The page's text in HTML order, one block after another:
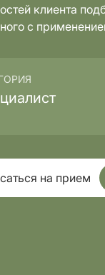
клиента
с
на прием